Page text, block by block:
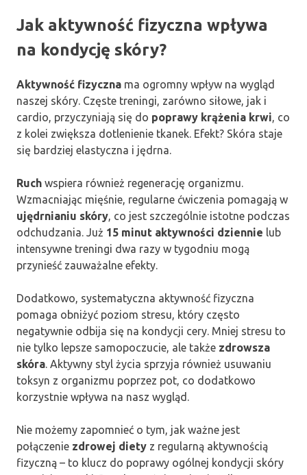
Jak aktywność fizyczna wpływa
na kondycję skóry?
Aktywność fizyczna ma ogromny wpływ na wygląd
naszej skóry. Częste treningi, zarówno siłowe, jak i
cardio, przyczyniają się do poprawy krążenia krwi, co
z kolei zwiększa dotlenienie tkanek. Efekt? Skóra staje
się bardziej elastyczna i jędrna.
Ruch wspiera również regenerację organizmu.
Wzmacniając mięśnie, regularne ćwiczenia pomagają w
ujędrnianiu skóry, co jest szczególnie istotne podczas
odchudzania. Już 15 minut aktywności dziennie lub
intensywne treningi dwa razy w tygodniu mogą
przynieść zauważalne efekty.
Dodatkowo, systematyczna aktywność fizyczna
pomaga obniżyć poziom stresu, który często
negatywnie odbija się na kondycji cery. Mniej stresu to
nie tylko lepsze samopoczucie, ale także zdrowsza
skóra. Aktywny styl życia sprzyja również usuwaniu
toksyn z organizmu poprzez pot, co dodatkowo
korzystnie wpływa na nasz wygląd.
Nie możemy zapomnieć o tym, jak ważne jest
połączenie zdrowej diety z regularną aktywnością
fizyczną – to klucz do poprawy ogólnej kondycji skóry